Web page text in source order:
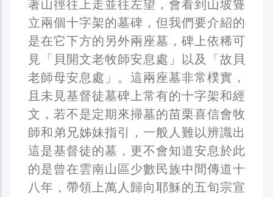
著山徑往上走並往左望，會看到山坡聳
立兩個十字架的墓碑，但我們要介紹的
是在它下方的另外兩座墓，碑上依稀可
見「貝開文老牧師安息處」以及「故貝
老師母安息處」。這兩座墓非常樸實，
且未見基督徒墓碑上常有的十字架和經
文，若不是定期來掃墓的苗栗喜信會牧
師和弟兄姊妹指引，一般人難以辨識出
這是基督徒的墓，更不會知道安息於此
的是曾在雲南山區少數民族中間傳道十
八年，帶領上萬人歸向耶穌的五旬宗宣